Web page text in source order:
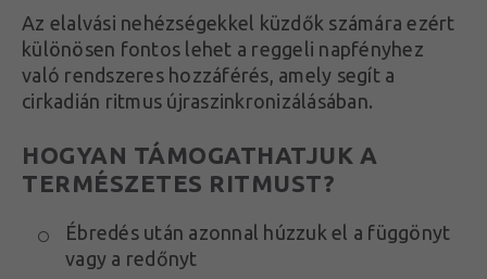
Az elalvási nehézségekkel küzdők számára ezért
különösen fontos lehet a reggeli napfényhez
való rendszeres hozzáférés, amely segít a
cirkadián ritmus újraszinkronizálásában.
HOGYAN TÁMOGATHATJUK A
TERMÉSZETES RITMUST?
Ébredés után azonnal húzzuk el a függönyt
vagy a redőnyt